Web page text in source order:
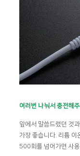
여러번 나눠서 충전해주
앞에서 말씀드렸던 것
가장 좋습니다. 리튬 이
500회를 넘어가면 사